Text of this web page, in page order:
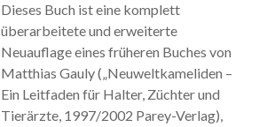
Dieses Buch ist eine komplett
überarbeitete und erweiterte
Neuauflage eines früheren Buches von
Matthias Gauly („Neuweltkameliden –
Ein Leitfaden für Halter, Züchter und
Tierärzte, 1997/2002 Parey-Verlag),